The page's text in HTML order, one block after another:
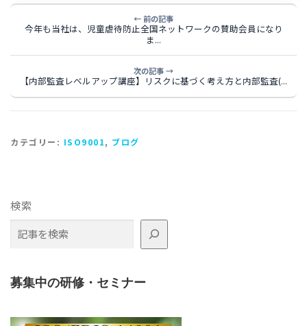
← 前の記事
今年も当社は、児童虐待防止全国ネットワークの賛助会員になり
ま...
次の記事 →
【内部監査レベルアップ講座】リスクに基づく考え方と内部監査(...
カテゴリー: ISO9001, ブログ
検索
募集中の研修・セミナー